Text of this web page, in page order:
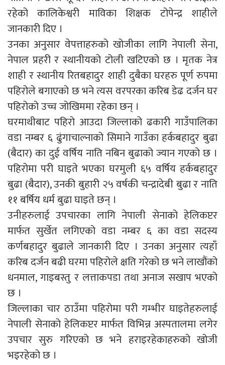
रहेको कालिकेश्वरी माविका शिक्षक टोपेन्द्र शाहीले
जानकारी दिए ।
उनका अनुसार वेपत्ताहरुको खोजीका लागि नेपाली सेना,
नेपाल प्रहरी र स्थानीयको टोली खटिएको छ । मृतक नेत्र
शाही र स्थानीय रितबहादुर शाही दुबैका घरहरु पूर्ण रुपमा
पहिरोले बगाएको छ भने त्यस वरपरका करिब डेढ दर्जन घर
पहिरोको उच्च जोखिममा रहेका छन् ।
घरमाथीबाट पहिरो आउदा जिल्लाको ढकारी गाउँपालिका
वडा नम्बर ६ ढुंगाचाल्नाको सिमाने गाउँका हर्कबहादुर बुढा
(बैदार) का दुई वर्षिय नाति नबिन बुढाको ज्यान गएको छ ।
पहिरोमा परी घाइते भएका घरमुली ६५ वर्षिय हर्कबहादुर
बुढा (बैदार), उनकी बुहारी २५ वर्षकी चन्द्रादेबी बुढा र नाति
११ बर्षिय धर्म बुढा घाइते छन् ।
उनीहरुलाई उपचारका लागि नेपाली सेनाको हेलिकप्टर
मार्फत सुर्खेत लगिएको वडा नम्बर ६ का वडा सदस्य
कर्णबहादुर बुढाले जानकारी दिए । उनका अनुसार त्यहाँ
करिब दर्जन बढी घरमा पहिरोले क्षति गरेको छ भने लाखौंको
धनमाल, गाइबस्तु र लत्ताकपडा तथा अनाज सखाप भएको
छ ।
जिल्लाका चार ठाउँमा पहिरोमा परी गम्भीर घाइतेहरुलाई
नेपाली सेनाको हेलिकप्टर मार्फत विभिन्न अस्पतालमा लगेर
उपचार सुरु गरिएको छ भने हराइरहेकाहरुको खोजी
भइरहेको छ ।